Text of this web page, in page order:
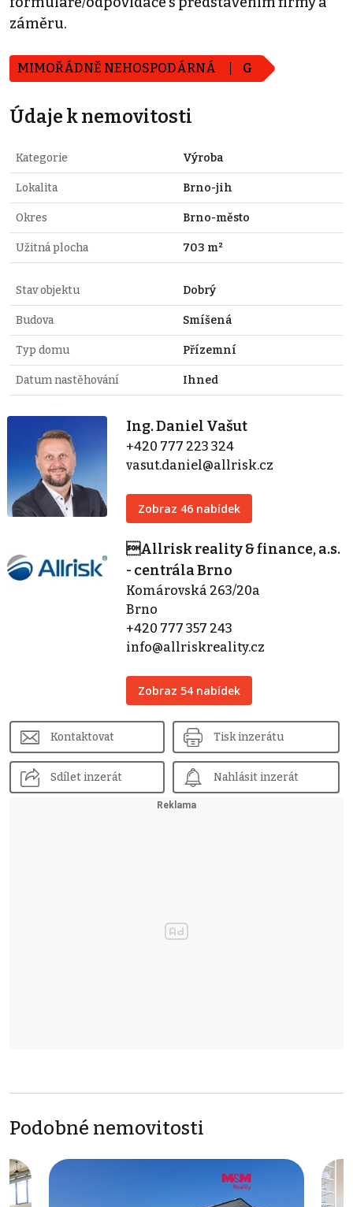
záměru.
MIMOŘÁDNĚ NEHOSPODÁRNÁ G
Údaje k nemovitosti
Kategorie Výroba
Lokalita Brno-jih
Okres Brno-město
Užitná plocha 703 m²
Stav objektu Dobrý
Budova Smíšená
Typ domu Přízemní
Datum nastěhování Ihned
Ing. Daniel Vašut
+420 777 223 324
vasut.daniel@allrisk.cz
Zobraz 46 nabídek
Allrisk reality & finance, a.s.
- centrála Brno
Komárovská 263/20a
Brno
+420 777 357 243
info@allriskreality.cz
Zobraz 54 nabídek
Kontaktovat Tisk inzerátu
Sdílet inzerát Nahlásit inzerát
Podobné nemovitosti